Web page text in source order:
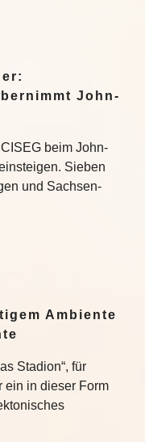
John-
beim John-
Sieben
und Sachsen-
Ambiente
Stadion“, für
ein in dieser Form